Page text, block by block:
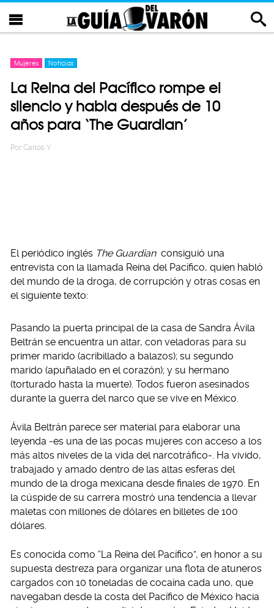
Mujeres Noticias
La Reina del Pacífico rompe el
silencio y habla después de 10
años para ‘The Guardian’
Por Carlos Y
El periódico inglés The Guardian consiguió una
entrevista con la llamada Reina del Pacífico, quien habló
del mundo de la droga, de corrupción y otras cosas en
el siguiente texto:
Pasando la puerta principal de la casa de Sandra Ávila
Beltrán se encuentra un altar, con veladoras para su
primer marido (acribillado a balazos); su segundo
marido (apuñalado en el corazón); y su hermano
(torturado hasta la muerte). Todos fueron asesinados
durante la guerra del narco que se vive en México.
Ávila Beltrán parece ser material para elaborar una
leyenda -es una de las pocas mujeres con acceso a los
más altos niveles de la vida del narcotráfico-. Ha vivido,
trabajado y amado dentro de las altas esferas del
mundo de la droga mexicana desde finales de 1970. En
la cúspide de su carrera mostró una tendencia a llevar
maletas con millones de dólares en billetes de 100
dólares.
Es conocida como “La Reina del Pacífico”, en honor a su
supuesta destreza para organizar una flota de atuneros
cargados con 10 toneladas de cocaína cada uno, que
navegaban desde la costa del Pacífico de México hacia